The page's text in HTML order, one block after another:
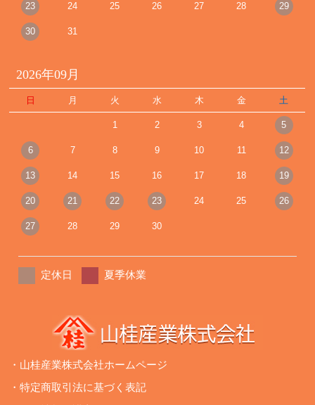
23 24 25 26 27 28 29
30 31
2026年09月
日 月 火 水 木 金 土
1 2 3 4 5
6 7 8 9 10 11 12
13 14 15 16 17 18 19
20 21 22 23 24 25 26
27 28 29 30
定休日 夏季休業
・山桂産業株式会社ホームページ
・特定商取引法に基づく表記